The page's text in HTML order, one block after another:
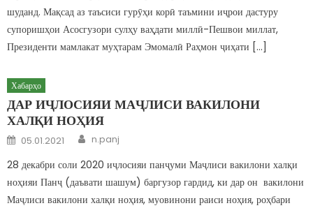
шуданд. Мақсад аз таъсиси гурӯҳи корӣ таъмини иҷрои дастуру
супоришҳои Асосгузори сулҳу ваҳдати миллӣ-Пешвои миллат,
Президенти мамлакат муҳтарам Эмомалӣ Раҳмон ҷиҳати […]
Хабарҳо
ДАР ИҶЛОСИЯИ МАҶЛИСИ ВАКИЛОНИ
ХАЛҚИ НОҲИЯ
Posted on
05.01.2021 Author
n.panj
28 декабри соли 2020 иҷлосияи панҷуми Маҷлиси вакилони халқи
ноҳияи Панҷ (даъвати шашум) баргузор гардид, ки дар он вакилони
Маҷлиси вакилони халқи ноҳия, муовинони раиси ноҳия, роҳбари